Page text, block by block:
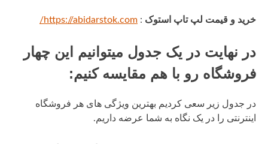
خرید و قیمت لپ تاپ استوک :
https://abidarstok.com/
در نهایت در یک جدول میتوانیم این چهار
فروشگاه رو با هم مقایسه کنیم:
در جدول زیر سعی کردیم بهترین ویژگی های هر فروشگاه
اینترنتی را در یک نگاه به شما عرضه داریم.